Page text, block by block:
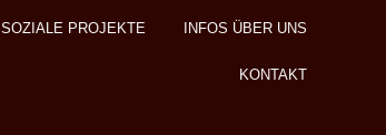
SOZIALE PROJEKTE INFOS ÜBER UNS
KONTAKT